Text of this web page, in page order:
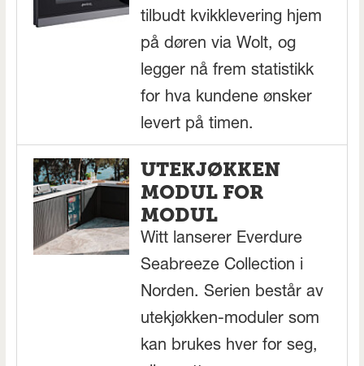
tilbudt kvikklevering hjem
på døren via Wolt, og
legger nå frem statistikk
for hva kundene ønsker
levert på timen.
UTEKJØKKEN
MODUL FOR
MODUL
Witt lanserer Everdure
Seabreeze Collection i
Norden. Serien består av
utekjøkken-moduler som
kan brukes hver for seg,